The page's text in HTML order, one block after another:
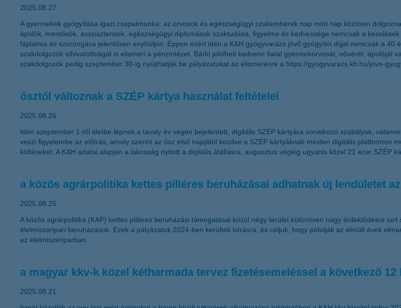
2025.08.27.
A gyermekek gyógyítása igazi csapatmunka: az orvosok és egészségügyi szakemberek nap mint nap közösen
ápolók, mentősök, asszisztensek, egészségügyi diplomások szaktudása, figyelme és kedvessége nemcsak a
fájdalma és szorongása jelentősen enyhüljön. Éppen ezért idén a K&H gyógyvarázs jövő gyógyítói díjjal nemcsak a
szakdolgozók elhivatottságát is elismeri a pénzintézet. Bárki jelölheti kedvenc fiatal gyermekorvosát, nővérét, ápolóját
szakdolgozók pedig szeptember 30-ig nyújthatják be pályázatukat az elismerésre a https://gyogyvarazs.kh.hu/jovo-
ősztől változnak a SZÉP kártya használat feltételei
2025.08.26.
Idén szeptember 1-től életbe lépnek a tavaly év végén bejelentett, digitális SZÉP kártyára vonatkozó szabályok,
veszi figyelembe az előírás, amely szerint az ősz első napjától kezdve a SZÉP kártyáknak minden digitális platformon
költéseket. A K&H adatai alapján a lakosság nyitott a digitális átállásra, augusztus végéig ugyanis közel 21 ezer SZÉP
a közös agrárpolitika kettes pilléres beruházásai adhatnak új lendületet
2025.08.25.
A közös agrárpolitika (KAP) kettes pilléres beruházási támogatásai közül négy terület különösen nagy érdeklődésre
élelmiszeripari beruházások. Ezek a pályázatok 2024-ben kerültek kiírásra, és céljuk, hogy pótolják az elmúlt évek
az élelmiszeriparban.
a magyar kkv-k közel kétharmada tervez fizetésemeléssel a következő 12
2025.08.21.